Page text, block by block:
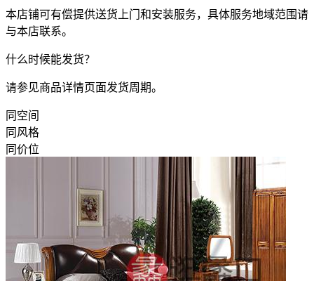
本店铺可有偿提供送货上门和安装服务，具体服务地域范围请
与本店联系。
什么时候能发货？
请参见商品详情页面发货周期。
同空间
同风格
同价位